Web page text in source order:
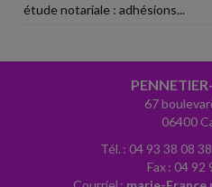
étude notariale : adhésions...
67
06400
Tél. : 04 93 38 08
Fax : 04 92